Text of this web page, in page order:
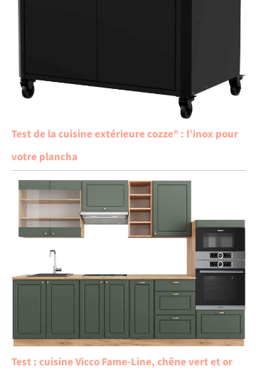
Test de la cuisine extérieure cozze® : l’inox pour
votre plancha
Test : cuisine Vicco Fame-Line, chêne vert et or